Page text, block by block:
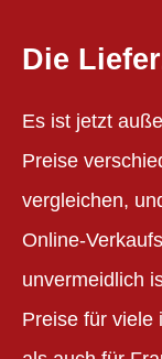
Die
Es ist jetzt
Preise
vergleichen,
Online-
unvermeidlich
Preise für viele